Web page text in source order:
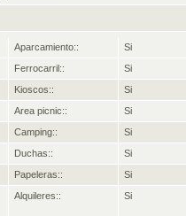
Aparcamiento::
Si
Ferrocarril::
Si
Kioscos::
Si
Area picnic::
Si
Camping::
Si
Duchas::
Si
Papeleras::
Si
Alquileres::
Si